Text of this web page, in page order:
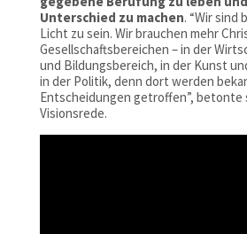
Unterschied zu machen. “Wir sind
Licht zu sein. Wir brauchen mehr
Gesellschaftsbereichen – in der
und Bildungsbereich, in der Kunst
in der Politik, denn dort werden
Entscheidungen getroffen”, betonte
Visionsrede.